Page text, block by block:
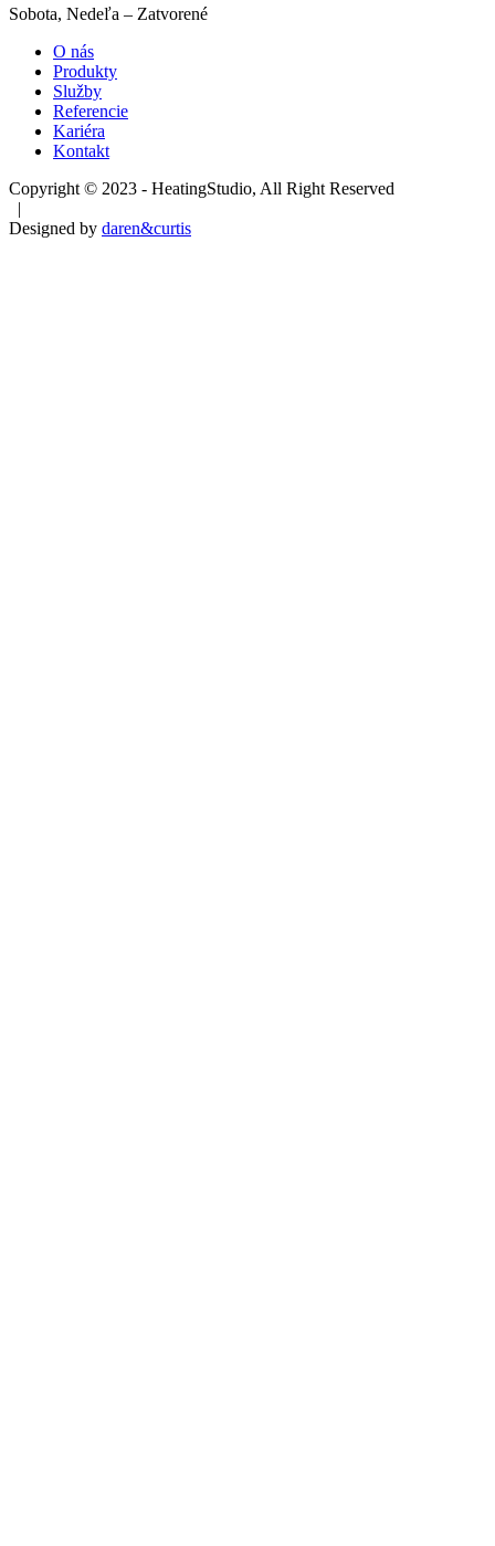
Sobota, Nedeľa – Zatvorené
O nás
Produkty
Služby
Referencie
Kariéra
Kontakt
Copyright © 2023 - HeatingStudio, All Right Reserved
|
Designed by daren&curtis